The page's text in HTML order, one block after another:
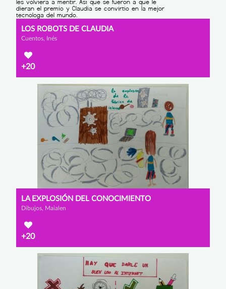
LOS ROBOTS DE CLAUDIA
Cuentos, Inés
+20
LA EXPLOSIÓN DEL CONOCIMIENTO
Dibujos, Maialen
+20